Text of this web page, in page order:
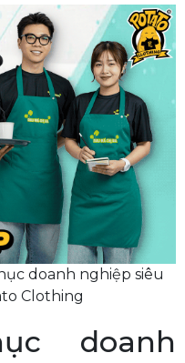
doanh nghiệp siêu
Clothing
doanh